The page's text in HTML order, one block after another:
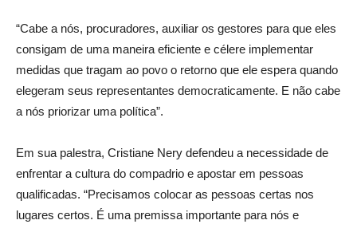
“Cabe a nós, procuradores, auxiliar os gestores para que eles
consigam de uma maneira eficiente e célere implementar
medidas que tragam ao povo o retorno que ele espera quando
elegeram seus representantes democraticamente. E não cabe
a nós priorizar uma política”.
Em sua palestra, Cristiane Nery defendeu a necessidade de
enfrentar a cultura do compadrio e apostar em pessoas
qualificadas. “Precisamos colocar as pessoas certas nos
lugares certos. É uma premissa importante para nós e